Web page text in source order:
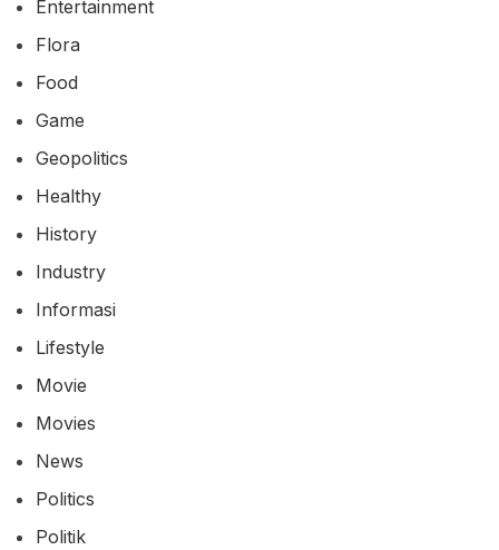
Entertainment
Flora
Food
Game
Geopolitics
Healthy
History
Industry
Informasi
Lifestyle
Movie
Movies
News
Politics
Politik